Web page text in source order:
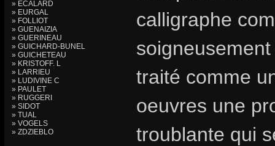
» ECALARD
» EURGAL
» FOLLIOT
» GUENAIZIA
» GUERINEAU
» GUICHARD-BUNEL
» GUICHETEAU
» KRISTOFF. L
» LARRIEU
» LUDIVINE C
» PAULET
» RUGGERI
» SIDOT
» TUAL
» VOGELS
» ZDZIEBLO
calligraphe
traité comme
oeuvres une
troublante qui